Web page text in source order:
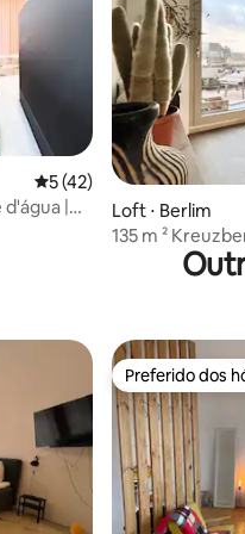
5 de uma avaliação
5 (42)
|
Loft ⋅ Berlim
135 m ²
Terraços
Preferido dos
Preferido dos